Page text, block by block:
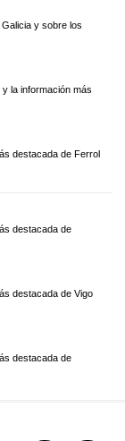
y sobre los
la información más
destacada de Ferrol
destacada de
destacada de Vigo
destacada de